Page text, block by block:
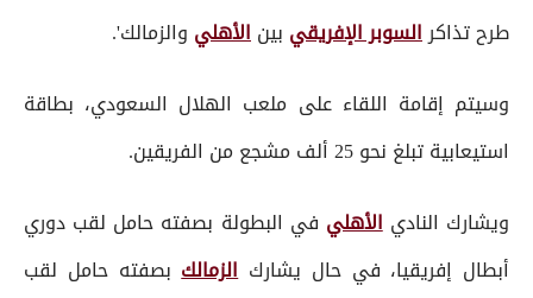
طرح تذاكرالسوبر الإفريقي بينالأهلي والزمالك'.
وسيتم إقامة اللقاء على ملعب الهلال السعودي، بطاقة
استيعابية تبلغ نحو 25 ألف مشجع من الفريقين.
ويشارك الناديالأهلي في البطولة بصفته حامل لقب دوري
أبطال إفريقيا، في حال يشاركالزمالكبصفته حامل لقب